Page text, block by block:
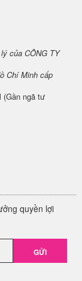
của CÔNG TY
Chí Minh cấp
(Gần ngã tư
quyền lợi
GỬI